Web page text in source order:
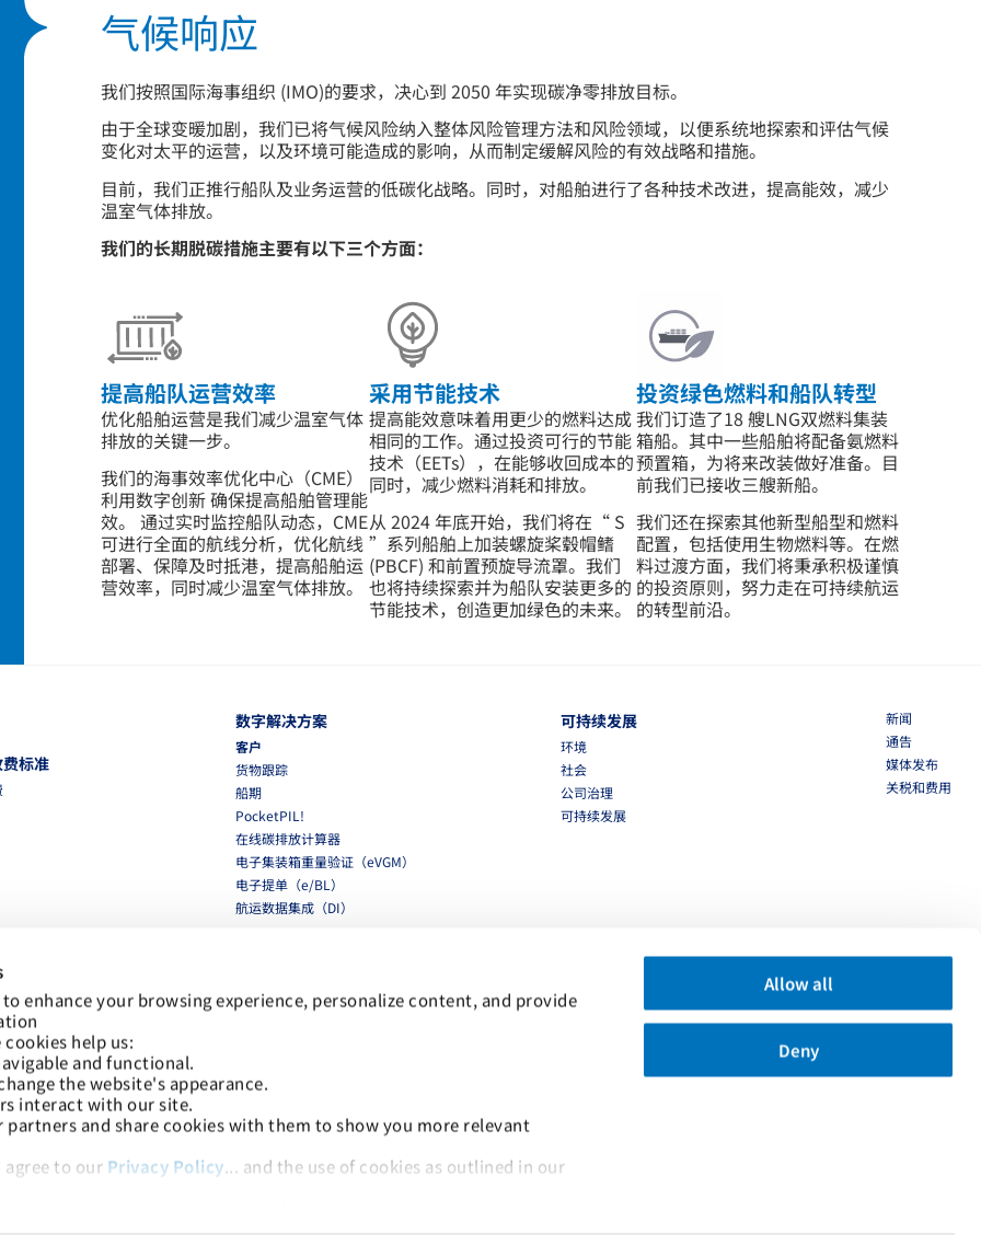
enhance your browsing experience, personalize content, and provide
help us:
and functional.
the website's appearance.
interact with our site.
and share cookies with them to show you more relevant
agree to our Privacy Policy
Allow all
Deny
气候响应
我们按照国际海事组织 (IMO)的要求，决心到 2050 年实现碳净零排放目标。
由于全球变暖加剧，我们已将气候风险纳入整体风险管理方法和风险领域，以便系统地探索和评估气候
变化对太平的运营，以及环境可能造成的影响，从而制定缓解风险的有效战略和措施。
目前，我们正推行船队及业务运营的低碳化战略。同时，对船舶进行了各种技术改进，提高能效，减少
温室气体排放。
我们的长期脱碳措施主要有以下三个方面：
提高船队运营效率
优化船舶运营是我们减少温室气体
排放的关键一步。
我们的海事效率优化中心 （CME）
利用数字创新确保提高船舶管理能
效。通过实时监控船队动态， CME
可进行全面的航线分析，优化航线
部署、保障及时抵港，提高船舶运
营效率，同时减少温室气体排放。
采用节能技术
提高能效意味着用更少的燃料达成
相同的工作。 通过投资可行的节能
技术（EETs），在能够收回成本的
同时，减少燃料消耗和排放。
从 2024 年底开始，我们将在“ S
”系列船舶上加装螺旋桨毂帽鳍
(PBCF) 和前置预旋导流罩。我们
也将持续探索并为船队安装更多的
节能技术，创造更加绿色的未来。
投资绿色燃料和船队转型
我们订造了18 艘LNG双燃料集装
箱船。其中一些船舶将配备氨燃料
预置箱，为将来改装做好准备。目
前我们已接收三艘新船。
我们还在探索其他新型船型和燃料
配置，包括使用生物燃料等。在燃
料过渡方面，我们将秉承积极谨慎
的投资原则，努力走在可持续航运
的转型前沿。
标准
数字解决方案
客户
货物跟踪
船期
PocketPIL!
在线碳排放计算器
电子集装箱重量验证（eVGM）
电子提单（e/BL）
航运数据集成（DI）
集装箱动态电子平台（eSPP）
网络安全
可持续发展
环境
社会
公司治理
可持续发展
新闻
通告
媒体发布
关税和费用